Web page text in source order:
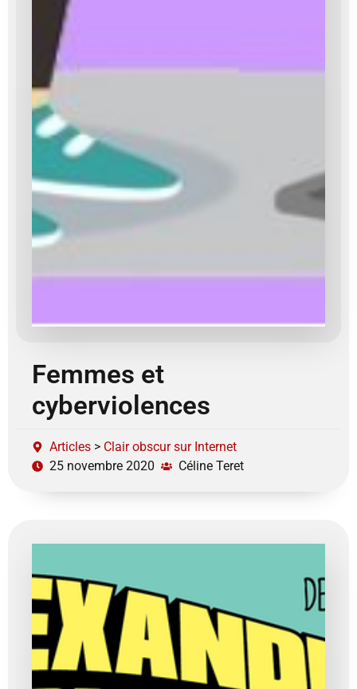
Femmes et
cyberviolences
Articles > Clair obscur sur Internet
25 novembre 2020
Céline Teret